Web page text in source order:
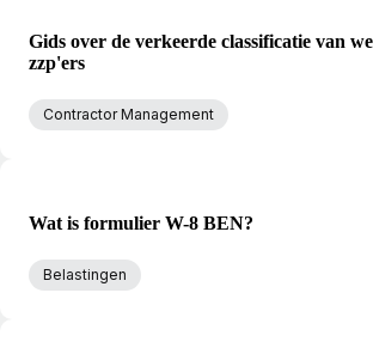
Gids over de verkeerde classificatie van
zzp'ers
Contractor Management
Wat is formulier W-8 BEN?
Belastingen